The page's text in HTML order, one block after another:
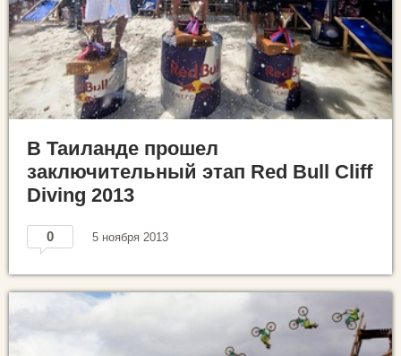
В Таиланде прошел
заключительный этап Red Bull Cliff
Diving 2013
0 5 ноября 2013